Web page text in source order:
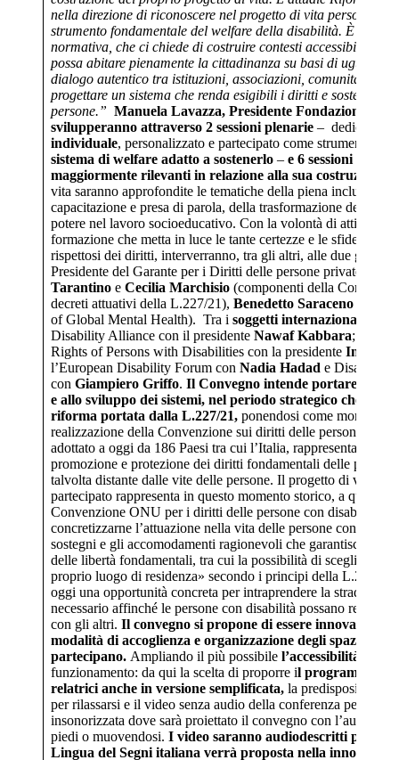
nella direzione di riconoscere nel progetto di vita
strumento fondamentale del welfare della disabilità. È una
normativa, che ci chiede di costruire contesti accessibili in
possa abitare pienamente la cittadinanza su basi di
dialogo autentico tra istituzioni, associazioni, comunità e
progettare un sistema che renda esigibili i diritti e sostenga
persone.” Manuela Lavazza, Presidente Fondazione
svilupperanno attraverso 2 sessioni plenarie – dedicate
individuale, personalizzato e partecipato come strumento di
sistema di welfare adatto a sostenerlo – e 6 sessioni
maggiormente rilevanti in relazione alla sua costruzione
vita saranno approfondite le tematiche della piena inclusione
capacitazione e presa di parola, della trasformazione dei
potere nel lavoro socioeducativo. Con la volontà di attivare
formazione che metta in luce le tante certezze e le sfide che
rispettosi dei diritti, interverranno, tra gli altri, alle due
Presidente del Garante per i Diritti delle persone private della
Tarantino e Cecilia Marchisio (componenti della
decreti attuativi della L.227/21), Benedetto Saraceno
of Global Mental Health). Tra i soggetti internazionali
Disability Alliance con il presidente Nawaf Kabbara;
Rights of Persons with Disabilities con la presidente
l’European Disability Forum con Nadia Hadad e Disabled
con Giampiero Griffo. Il Convegno intende portare un
e allo sviluppo dei sistemi, nel periodo strategico che
riforma portata dalla L.227/21, ponendosi come momento
realizzazione della Convenzione sui diritti delle persone con
adottato a oggi da 186 Paesi tra cui l’Italia, rappresenta un
promozione e protezione dei diritti fondamentali delle
talvolta distante dalle vite delle persone. Il progetto di vita
partecipato rappresenta in questo momento storico, a quasi
Convenzione ONU per i diritti delle persone con disabilità,
concretizzarne l’attuazione nella vita delle persone con
sostegni e gli accomodamenti ragionevoli che garantiscano
delle libertà fondamentali, tra cui la possibilità di scegliere, in
proprio luogo di residenza» secondo i principi della L.227/
oggi una opportunità concreta per intraprendere la strada di
necessario affinché le persone con disabilità possano
con gli altri. Il convegno si propone di essere innovativo
modalità di accoglienza e organizzazione degli spazi di
partecipano. Ampliando il più possibile l’accessibilità
funzionamento: da qui la scelta di proporre il programma e
relatrici anche in versione semplificata, la predisposizione
per rilassarsi e il video senza audio della conferenza per chi
insonorizzata dove sarà proiettato il convegno con l’audio
piedi o muovendosi. I video saranno audiodescritti per le
Lingua del Segni italiana verrà proposta nella innovativa